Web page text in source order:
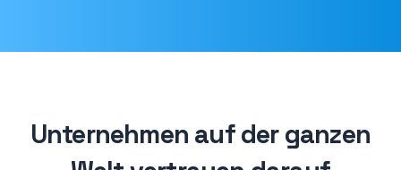
Unternehmen auf der ganzen